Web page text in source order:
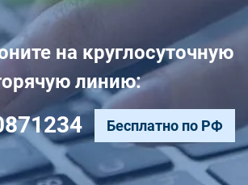
на круглосуточную
линию:
Бесплатно по РФ